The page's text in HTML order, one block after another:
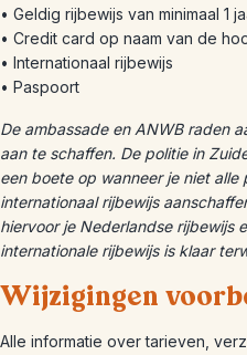
• Geldig rijbewijs van minimaal 1
• Credit card op naam van de
• Internationaal rijbewijs
• Paspoort
De ambassade en ANWB raden
aan te schaffen. De politie in
een boete op wanneer je niet
internationaal rijbewijs
hiervoor je Nederlandse rijbewijs
internationale rijbewijs is klaar
Wijzigingen
Alle informatie over tarieven,